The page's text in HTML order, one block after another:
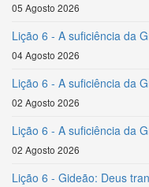
05 Agosto 2026
Lição 6 - A suficiência da
04 Agosto 2026
Lição 6 - A suficiência da
02 Agosto 2026
Lição 6 - A suficiência da
02 Agosto 2026
Lição 6 - Gideão: Deus